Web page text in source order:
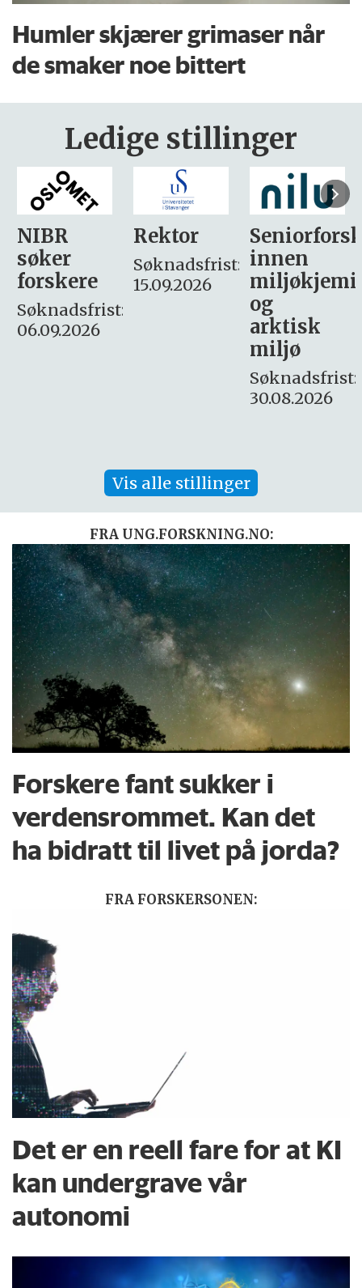
Humler skjærer grimaser når
de smaker noe bittert
Ledige stillinger
Rektor
Søknadsfrist:
15.09.2026
Seniorforsker
innen
miljøkjemi
søker
– fast
Søknadsfrist:
16. august.
Vis alle stillinger
FRA UNG.FORSKNING.NO:
Forskere fant sukker i
verdensrommet. Kan det
ha bidratt til livet på jorda?
FRA FORSKERSONEN:
Det er en reell fare for at KI
kan undergrave vår
autonomi